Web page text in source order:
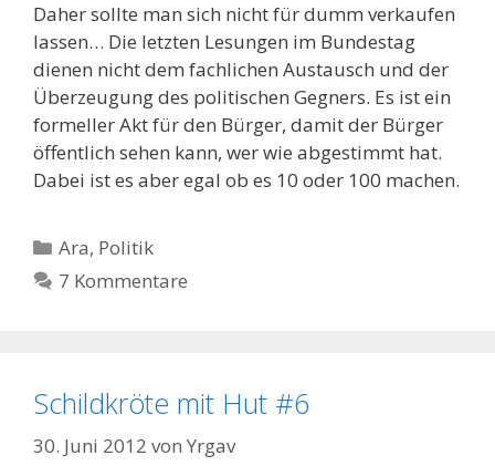
Daher sollte man sich nicht für dumm verkaufen
lassen… Die letzten Lesungen im Bundestag
dienen nicht dem fachlichen Austausch und der
Überzeugung des politischen Gegners. Es ist ein
formeller Akt für den Bürger, damit der Bürger
öffentlich sehen kann, wer wie abgestimmt hat.
Dabei ist es aber egal ob es 10 oder 100 machen.
Kategorien
Ara, Politik
7 Kommentare
Schildkröte mit Hut #6
30. Juni 2012 von Yrgav